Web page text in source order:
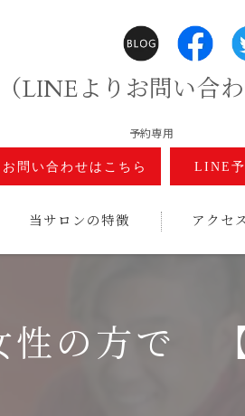
LINEよりお問い合
予約専用
お問い合わせはこちら LINE予
当サロンの特徴
温活
冷え性
アクセ
性の方で